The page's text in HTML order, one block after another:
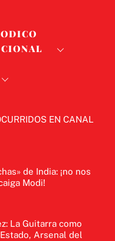
EN CANAL
de India: ¡no nos
Modi!
La Guitarra como
Arsenal del